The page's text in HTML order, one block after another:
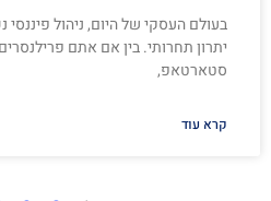
בעולם העסקי של היום, ניהול
יתרון תחרותי. בין אם אתם
סטארטאפ,
קרא עוד